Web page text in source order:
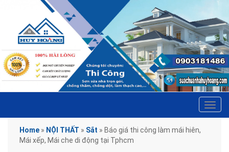
Home » NỘI THẤT » Sắt » Báo giá thi công làm mái hiên,
Mái xếp, Mái che di động tại Tphcm